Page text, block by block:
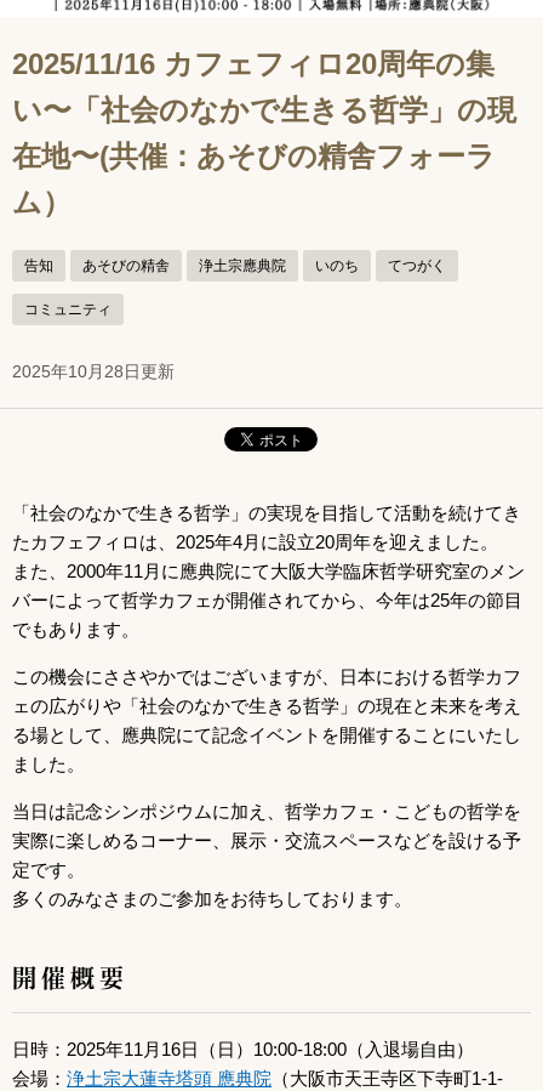
2025/11/16 カフェフィロ20周年の集
い〜「社会のなかで生きる哲学」の現
在地〜(共催：あそびの精舎フォーラ
ム）
告知 あそびの精舎 浄土宗應典院 いのち てつがく
コミュニティ
2025年10月28日更新
「社会のなかで生きる哲学」の実現を目指して活動を続けてき
たカフェフィロは、2025年4月に設立20周年を迎えました。
また、2000年11月に應典院にて大阪大学臨床哲学研究室のメン
バーによって哲学カフェが開催されてから、今年は25年の節目
でもあります。
この機会にささやかではございますが、日本における哲学カフ
ェの広がりや「社会のなかで生きる哲学」の現在と未来を考え
る場として、應典院にて記念イベントを開催することにいたし
ました。
当日は記念シンポジウムに加え、哲学カフェ・こどもの哲学を
実際に楽しめるコーナー、展示・交流スペースなどを設ける予
定です。
多くのみなさまのご参加をお待ちしております。
開催概要
日時：2025年11月16日（日）10:00-18:00（入退場自由）
会場： 浄土宗大蓮寺塔頭 應典院 （大阪市天王寺区下寺町1-1-